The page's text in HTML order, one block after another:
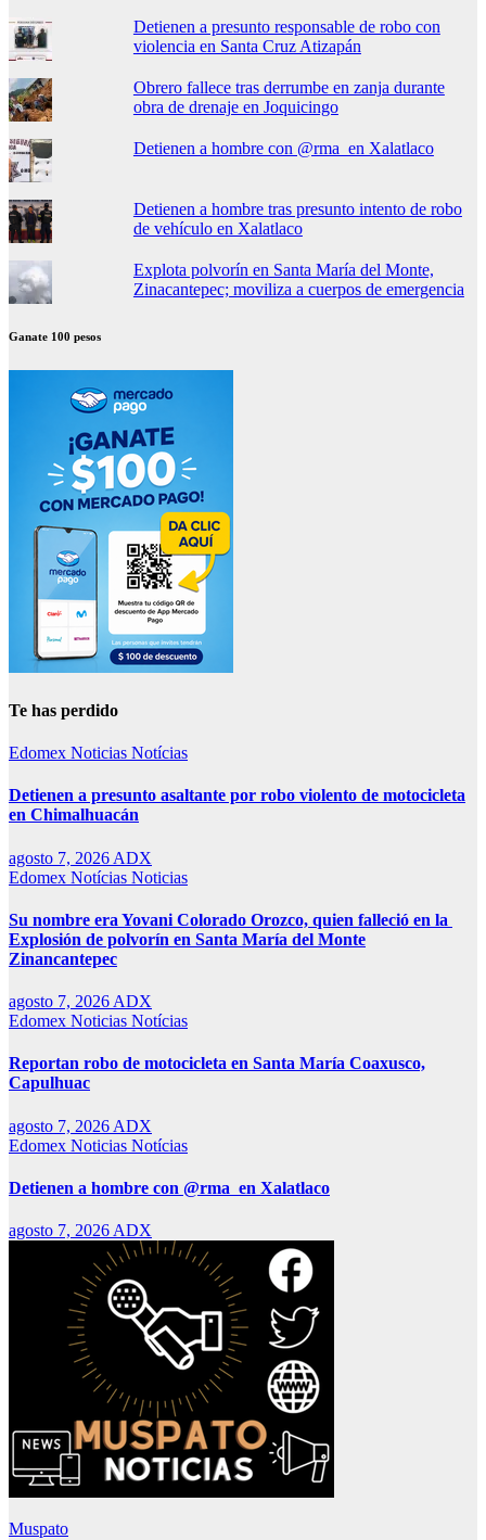
Detienen a presunto responsable de robo con
violencia en Santa Cruz Atizapán
Obrero fallece tras derrumbe en zanja durante
obra de drenaje en Joquicingo
Detienen a hombre con @rma en Xalatlaco
Detienen a hombre tras presunto intento de robo
de vehículo en Xalatlaco
Explota polvorín en Santa María del Monte,
Zinacantepec; moviliza a cuerpos de emergencia
Ganate 100 pesos
Te has perdido
Edomex Noticias Notícias
Detienen a presunto asaltante por robo violento de motocicleta
en Chimalhuacán
agosto 7, 2026 ADX
Edomex Notícias Noticias
Su nombre era Yovani Colorado Orozco, quien falleció en la
Explosión de polvorín en Santa María del Monte
Zinancantepec
agosto 7, 2026 ADX
Edomex Noticias Notícias
Reportan robo de motocicleta en Santa María Coaxusco,
Capulhuac
agosto 7, 2026 ADX
Edomex Noticias Notícias
Detienen a hombre con @rma en Xalatlaco
agosto 7, 2026 ADX
Muspato